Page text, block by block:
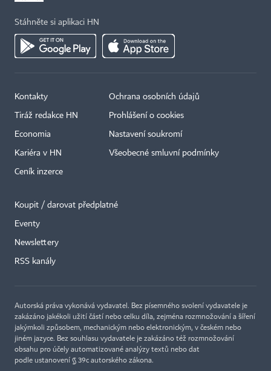
Stáhněte si aplikaci HN
Kontakty
Tiráž redakce HN
Economia
Kariéra v HN
Ceník inzerce
Ochrana osobních údajů
Prohlášení o cookies
Nastavení soukromí
Všeobecné smluvní podmínky
Koupit / darovat předplatné
Eventy
Newslettery
RSS kanály
Autorská práva vykonává vydavatel. Bez písemného svolení vydavatele je
zakázáno jakékoli užití částí nebo celku díla, zejména rozmnožování a šíření
jakýmkoli způsobem, mechanickým nebo elektronickým, v českém nebo
jiném jazyce. Bez souhlasu vydavatele je zakázáno též rozmnožování
obsahu pro účely automatizované analýzy textů nebo dat
podle ustanovení § 39c autorského zákona.